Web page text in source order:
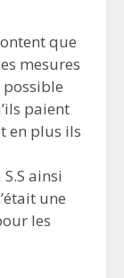
que
mesures
possible
paient
en plus ils
ainsi
une
les